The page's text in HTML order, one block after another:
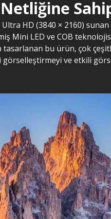
HD (3840 × 2160)
Mini LED ve COB
tasarlanan bu ürün, çok
görselleştirmeyi ve etkili